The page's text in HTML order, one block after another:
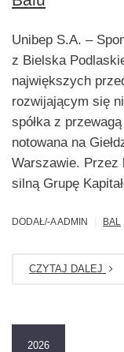
Unibep S.A. –
z Bielska
największych
rozwijającym się
spółka z
notowana na
Warszawie. Przez
silną Grupę
DODAŁ/-A ADMIN BAL
CZYTAJ DALEJ
2026